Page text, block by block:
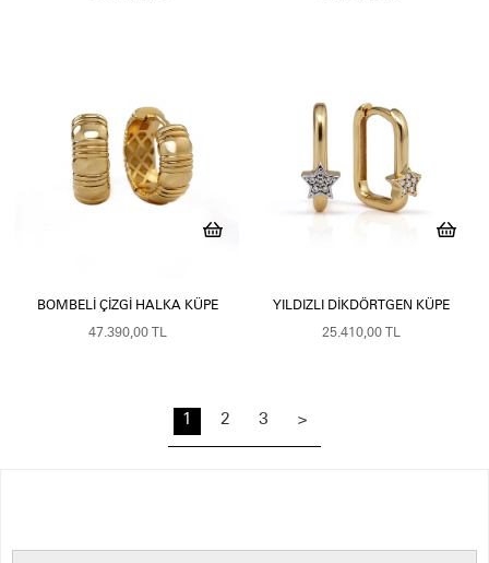
BOMBELI ÇIZGI HALKA KÜPE
47.390,00 TL
YILDIZLI DIKDÖRTGEN KÜPE
25.410,00 TL
1 2 3 >